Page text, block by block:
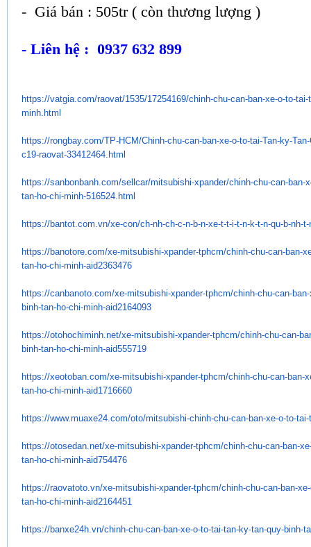
- Giá bán : 505tr ( còn thương lượng )
- Liên hệ : 0937 632 899
https://vatgia.com/raovat/1535/17254169/chinh-chu-can-ban-xe-o-to-
minh.html
https://rongbay.com/TP-HCM/Chinh-chu-can-ban-xe-o-to-tai-Tan-ky-
c19-raovat-33412464. html
https://sanbonbanh.com/sellcar/mitsubishi-xpander/chinh-chu-can-ban-
tan-ho-chi-minh-516524.html
https://bantot.com.vn/xe-con/ch-nh-ch-c-n-b-n-xe-t-t-i-t-n-k-t-n-qu-b-nh-
https://banotore.com/xe-mitsubishi-xpander-tphcm/chinh-chu-can-ban-
tan-ho-chi-minh-aid2363476
https://canbanoto.com/xe-mitsubishi-xpander-tphcm/chinh-chu-can-
binh-tan-ho-chi-minh-aid2164093
https://otohochiminh.net/xe-mitsubishi-xpander-tphcm/chinh-chu-can-
binh-tan-ho-chi-minh-aid555719
https://xeotoban.com/xe-mitsubishi-xpander-tphcm/chinh-chu-can-ban-
tan-ho-chi-minh-aid1716660
https://www.muaxe24.com/oto/mitsubishi-chinh-chu-can-ban-xe-o-to-
https://otosedan.net/xe-mitsubishi-xpander-tphcm/chinh-chu-can-ban-
tan-ho-chi-minh-aid754476
https://raovatoto.vn/xe-mitsubishi-xpander-tphcm/chinh-chu-can-ban-
tan-ho-chi-minh-aid2164451
https://banxe24h.vn/chinh-chu-can-ban-xe-o-to-tai-tan-ky-tan-quy-binh-